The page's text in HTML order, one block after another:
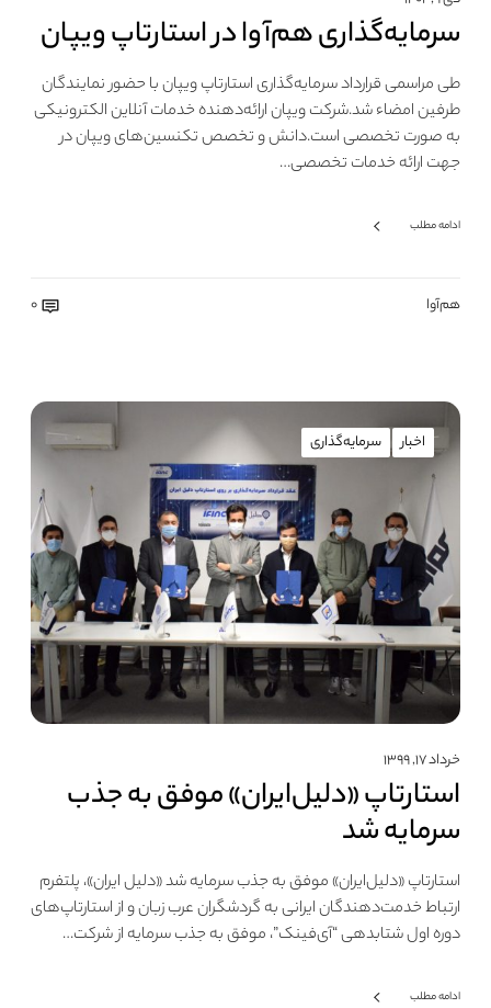
سرمایه‌گذاری هم‌آوا در استارتاپ ویپان
طی مراسمی قرارداد سرمایه‌گذاری استارتاپ ویپان با حضور نمایندگان
طرفین امضاء شد.شرکت ویپان ارائه‌دهنده خدمات آنلاین الکترونیکی
به صورت تخصصی است.دانش و تخصص تکنسین‌های ویپان در
جهت ارائه خدمات تخصصی…
ادامه مطلب
هم‌آوا 0
اخبار سرمایه‌گذاری
خرداد ۱۷, ۱۳۹۹
استارتاپ «دلیل‌ایران» موفق به جذب
سرمایه شد
استارتاپ «دلیل‌ایران» موفق به جذب سرمایه شد «دلیل ایران»، پلتفرم
ارتباط خدمت‌دهند‌گان ایرانی به گردشگران عرب‌ زبان و از استارتاپ‌های
دوره‌ اول شتابدهی “آی‌‌فینک”، موفق به جذب سرمایه از شرکت…
ادامه مطلب